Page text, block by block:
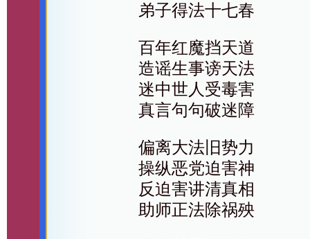
弟子得法十七春
百年红魔挡天道
造谣生事谤天法
迷中世人受毒害
真言句句破迷障
偏离大法旧势力
操纵恶党迫害神
反迫害讲清真相
助师正法除祸殃